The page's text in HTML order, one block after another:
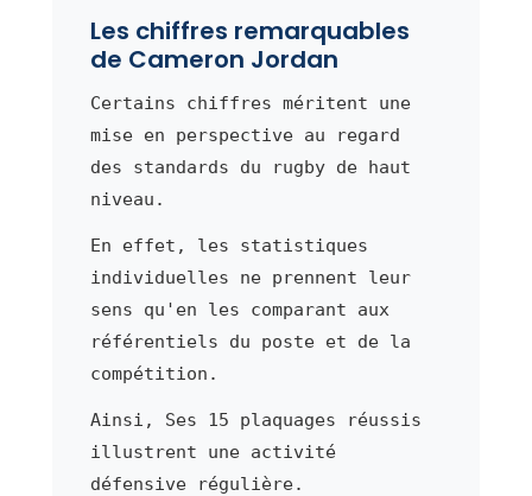
Les chiffres remarquables
de Cameron Jordan
Certains chiffres méritent une
mise en perspective au regard
des standards du rugby de haut
niveau.
En effet, les statistiques
individuelles ne prennent leur
sens qu'en les comparant aux
référentiels du poste et de la
compétition.
Ainsi, Ses 15 plaquages réussis
illustrent une activité
défensive régulière.